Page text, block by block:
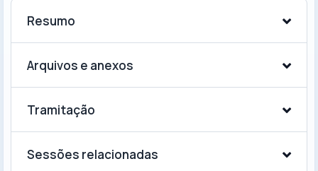
Resumo
Arquivos e anexos
Tramitação
Sessões relacionadas